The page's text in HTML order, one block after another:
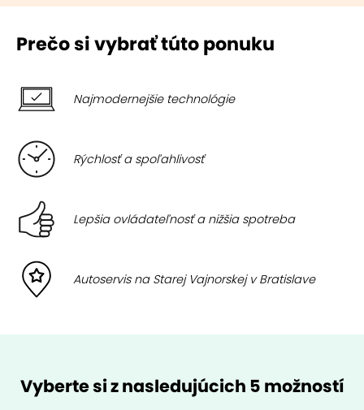
Prečo si vybrať túto ponuku
Najmodernejšie technológie
Rýchlosť a spoľahlivosť
Lepšia ovládateľnosť a nižšia spotreba
Autoservis na Starej Vajnorskej v Bratislave
Vyberte si z nasledujúcich 5 možností